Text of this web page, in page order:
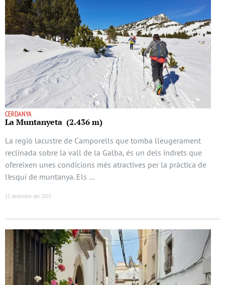
CERDANYA
La Muntanyeta (2.436 m)
La regió lacustre de Camporells que tomba lleugerament
reclinada sobre la vall de la Galba, és un dels indrets que
ofereixen unes condicions més atractives per la pràctica de
l’esquí de muntanya. Els …
15 desembre del 2025